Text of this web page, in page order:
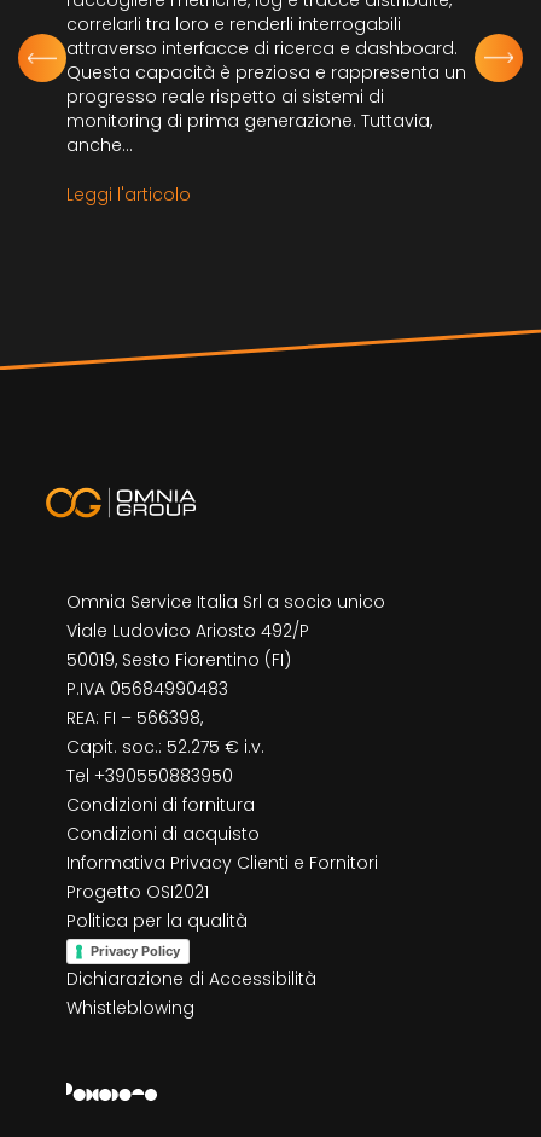
correlarli tra loro e renderli interrogabili
attraverso interfacce di ricerca e dashboard.
Questa capacità è preziosa e rappresenta un
progresso reale rispetto ai sistemi di
monitoring di prima generazione. Tuttavia,
anche...
Leggi l'articolo
Omnia Service Italia Srl a socio unico
Viale Ludovico Ariosto 492/P
50019, Sesto Fiorentino (FI)
P.IVA 05684990483
REA: FI – 566398,
Capit. soc.: 52.275 € i.v.
Tel +390550883950
Condizioni di fornitura
Condizioni di acquisto
Informativa Privacy Clienti e Fornitori
Progetto OSI2021
Politica per la qualità
Privacy Policy
Dichiarazione di Accessibilità
Whistleblowing